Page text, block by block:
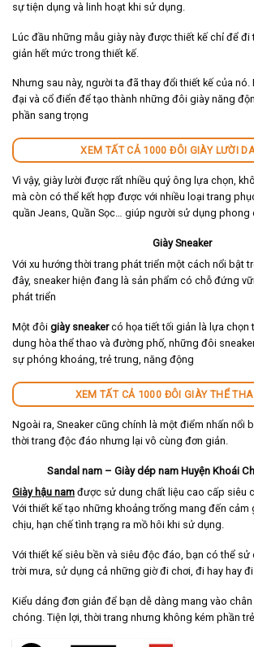
sự tiện dụng và linh hoạt khi sử dụng.
Lúc đầu những mẫu giày này được thiết kế chỉ để đi
giản hết mức trong thiết kế.
Nhưng sau này, người ta đã thay đổi thiết kế của nó.
đại và cổ điển để tạo thành những đôi giày năng
phần sang trọng
XEM TẤT CẢ 1000 ĐÔI GIÀY LƯỜI
Vì vậy, giày lười được rất nhiều quý ông lựa chọn,
mà còn có thể kết hợp được với nhiều loại trang
quần Jeans, Quần Sọc… giúp người sử dụng phong
Giày Sneaker
Với xu hướng thời trang phát triển một cách nổi bật
đây, sneaker hiện đang là sản phẩm có chỗ đứng
phát triển
Một đôi giày sneakercó họa tiết tối giản là lựa chọn
dung hòa thể thao và đường phố, những đôi
sự phóng khoáng, trẻ trung, năng động
XEM TẤT CẢ 1000 ĐÔI GIÀY THỂ
Ngoài ra, Sneaker cũng chính là một điểm nhấn nổi
thời trang độc đáo nhưng lại vô cùng đơn giản.
Sandal nam – Giày dép nam Huyện Khoái
Giày hậu nam được sử dung chất liệu cao cấp siêu
Với thiết kế tạo những khoảng trống mang đến cảm
chịu, hạn chế tình trạng ra mồ hôi khi sử dụng.
Với thiết kế siêu bền và siêu độc đáo, bạn có thể sử
trời mưa, sử dụng cả những giờ đi chơi, đi hay hay
Kiểu dáng đơn giản để bạn dễ dàng mang vào chân
chóng. Tiện lợi, thời trang nhưng không kém phần